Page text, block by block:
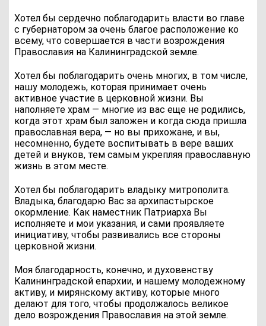
Хотел бы сердечно поблагодарить власти во главе
с губернатором за очень благое расположение ко
всему, что совершается в части возрождения
Православия на Калининградской земле.
Хотел бы поблагодарить очень многих, в том числе,
нашу молодежь, которая принимает очень
активное участие в церковной жизни. Вы
наполняете храм — многие из вас еще не родились,
когда этот храм был заложен и когда сюда пришла
православная вера, — но вы прихожане, и вы,
несомненно, будете воспитывать в вере ваших
детей и внуков, тем самым укрепляя православную
жизнь в этом месте.
Хотел бы поблагодарить владыку митрополита.
Владыка, благодарю Вас за архипастырское
окормление. Как наместник Патриарха Вы
исполняете и мои указания, и сами проявляете
инициативу, чтобы развивались все стороны
церковной жизни.
Моя благодарность, конечно, и духовенству
Калининградской епархии, и нашему молодежному
активу, и мирянскому активу, которые много
делают для того, чтобы продолжалось великое
дело возрождения Православия на этой земле.